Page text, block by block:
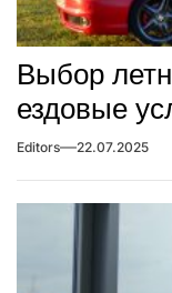
Выбор
ездовые
Editors 22.07.2025